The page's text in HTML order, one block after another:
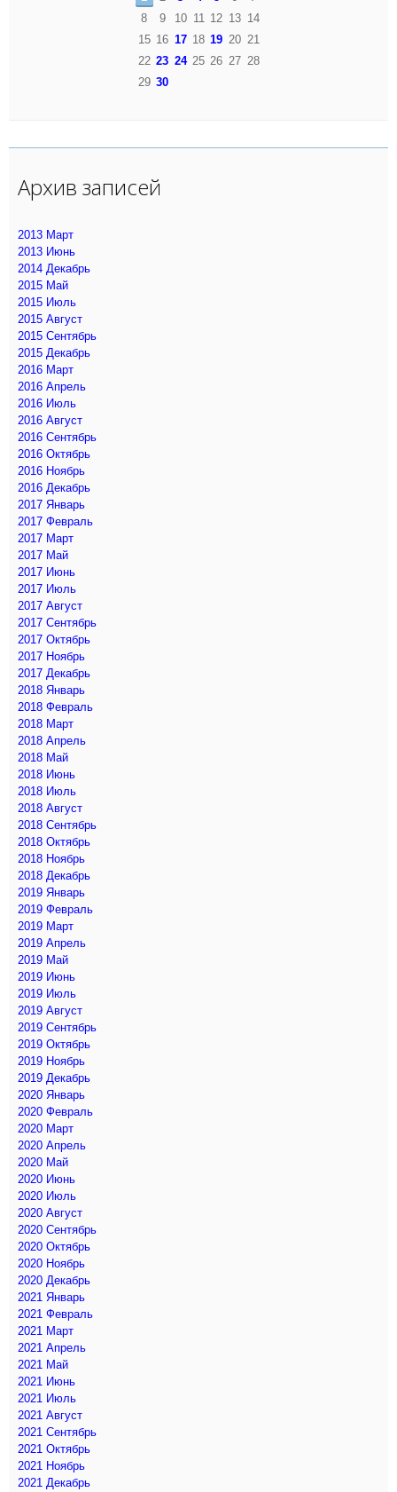
8
9 10 11 12 13 14
15 16 17 18 19 20 21
22 23 24 25 26 27 28
29 30
Архив записей
2013 Март
2013 Июнь
2014 Декабрь
2015 Май
2015 Июль
2015 Август
2015 Сентябрь
2015 Декабрь
2016 Март
2016 Апрель
2016 Июль
2016 Август
2016 Сентябрь
2016 Октябрь
2016 Ноябрь
2016 Декабрь
2017 Январь
2017 Февраль
2017 Март
2017 Май
2017 Июнь
2017 Июль
2017 Август
2017 Сентябрь
2017 Октябрь
2017 Ноябрь
2017 Декабрь
2018 Январь
2018 Февраль
2018 Март
2018 Апрель
2018 Май
2018 Июнь
2018 Июль
2018 Август
2018 Сентябрь
2018 Октябрь
2018 Ноябрь
2018 Декабрь
2019 Январь
2019 Февраль
2019 Март
2019 Апрель
2019 Май
2019 Июнь
2019 Июль
2019 Август
2019 Сентябрь
2019 Октябрь
2019 Ноябрь
2019 Декабрь
2020 Январь
2020 Февраль
2020 Март
2020 Апрель
2020 Май
2020 Июнь
2020 Июль
2020 Август
2020 Сентябрь
2020 Октябрь
2020 Ноябрь
2020 Декабрь
2021 Январь
2021 Февраль
2021 Март
2021 Апрель
2021 Май
2021 Июнь
2021 Июль
2021 Август
2021 Сентябрь
2021 Октябрь
2021 Ноябрь
2021 Декабрь